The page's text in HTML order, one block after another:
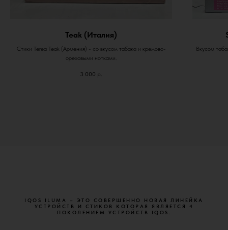
Teak (Италия)
Стики Terea Teak (Армения) - со вкусом табака и кремово-
ореховыми нотками.
3 000 р.
Вкусом
IQOS ILUMA – ЭТО СОВЕРШЕННО НОВАЯ ЛИНЕЙКА
УСТРОЙСТВ И СТИКОВ КОТОРАЯ ЯВЛЯЕТСЯ 4
ПОКОЛЕНИЕМ УСТРОЙСТВ IQOS.